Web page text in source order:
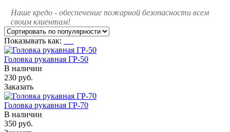
Наше кредо - обеспечение пожарной безопасности всем
своим клиентам!
Показывать как:
Головка рукавная ГР-50
В наличии
230 руб.
Заказать
Головка рукавная ГР-70
В наличии
350 руб.